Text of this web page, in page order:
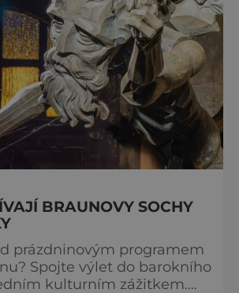
BRAUNOVY SOCHY
prázdninovým programem
Spojte výlet do barokního
kulturním zážitkem.